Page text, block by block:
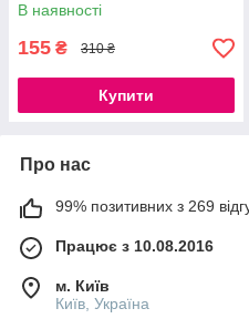
В наявності
155 ₴ 310 ₴
Купити
Про нас
99% позитивних з 269
Працює з 10.08.2016
м. Київ
Київ, Україна